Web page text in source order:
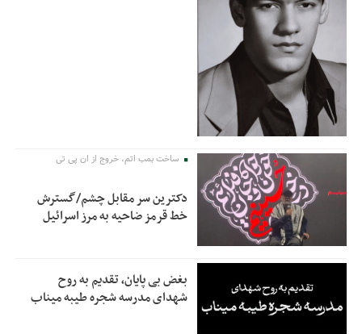
ساخت بمب اتم، خروج از ان پی تی
دکترین سر مقابل چشم/گسترش
خط قرمز ضاحیه به مرز اسرائیل
بغض بی پایان، تقدیم به روح
شهدای مدرسه شجره طیبه میناب